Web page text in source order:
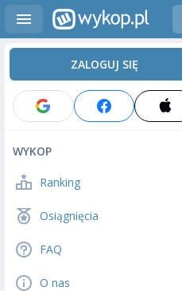
ZALOGUJ SIĘ
WYKOP
Ranking
Osiągnięcia
FAQ
O nas